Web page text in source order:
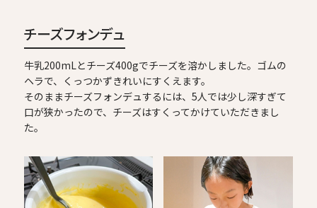
チーズフォンデュ
牛乳200mLとチーズ400gでチーズを溶かしました。ゴムの
ヘラで、くっつかずきれいにすくえます。
そのままチーズフォンデュするには、5人では少し深すぎて
口が狭かったので、チーズはすくってかけていただきまし
た。